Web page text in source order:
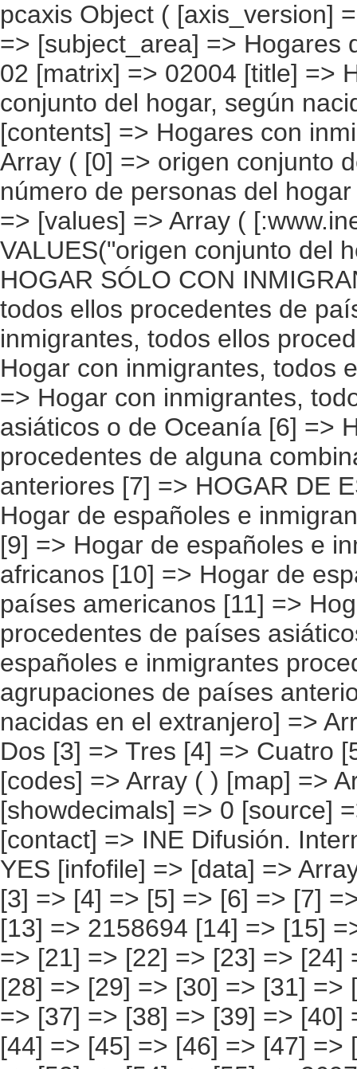
pcaxis Object ( [axis_version] => [creation_date] => 20080709 [note] => [subject_area] => Hogares de los inmigrantes [subject_code] => 02 [matrix] => 02004 [title] => Hogares con inmigrantes por origen conjunto del hogar, según nacidos en el extranjero [description] => [contents] => Hogares con inmigrantes [units] => hogares [stub] => Array ( [0] => origen conjunto del hogar ) [heading] => Array ( [0] => número de personas del hogar nacidas en el extranjero ) [prestext] => [values] => Array ( [:www.ine.es tel: " "+34 91 5839100 "; VALUES("origen conjunto del hogar] => Array ( [0] => Total [1] => HOGAR SÓLO CON INMIGRANTES [2] => Hogar con inmigrantes, todos ellos procedentes de países europeos [3] => Hogar con inmigrantes, todos ellos procedentes de países africanos [4] => Hogar con inmigrantes, todos ellos procedentes de americanos [5] => Hogar con inmigrantes, todos ellos procedentes de países asiáticos o de Oceanía [6] => Hogar con inmigrantes, todos ellos procedentes de alguna combinación de las agrupaciones de países anteriores [7] => HOGAR DE ESPAÑOLES E INMIGRANTES [8] => Hogar de españoles e inmigrantes procedentes de países europeos [9] => Hogar de españoles e inmigrantes procedentes de países africanos [10] => Hogar de españoles e inmigrantes procedentes de países americanos [11] => Hogar de españoles e inmigrantes procedentes de países asiáticos o de Oceanía [12] => Hogar de españoles e inmigrantes procedentes de alguna combinación de las agrupaciones de países anteriores ) [número de personas del hogar nacidas en el extranjero] => Array ( [0] => Total [1] => Una [2] => Dos [3] => Tres [4] => Cuatro [5] => Cinco [6] => Seis y más ) ) [codes] => Array ( )